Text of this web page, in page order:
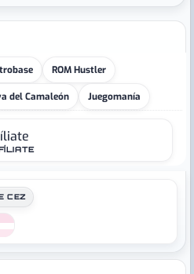
ROM Hustler
del Camaleón Juegomanía
CEZ